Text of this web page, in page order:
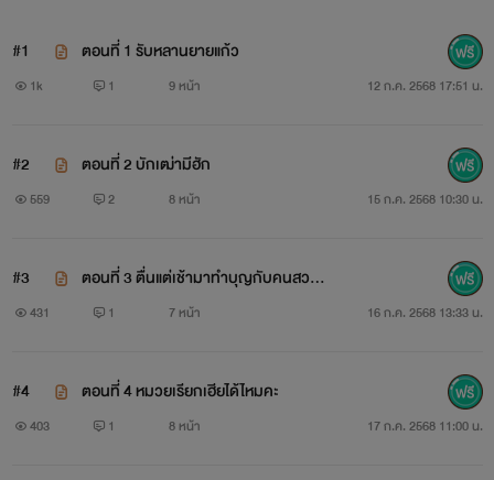
#1 ตอนที่ 1 รับหลานยายแก้ว
1k 1 9 หน้า 12 ก.ค. 2568 17:51 น.
#2 ตอนที่ 2 บักเฒ่ามีฮัก
559 2 8 หน้า 15 ก.ค. 2568 10:30 น.
#3
ตอนที่ 3 ตื่นแต่เช้ามาทำบุญกับคนสวย
ของใจ
431 1 7 หน้า 16 ก.ค. 2568 13:33 น.
#4 ตอนที่ 4 หมวยเรียกเฮียได้ไหมคะ
403 1 8 หน้า 17 ก.ค. 2568 11:00 น.